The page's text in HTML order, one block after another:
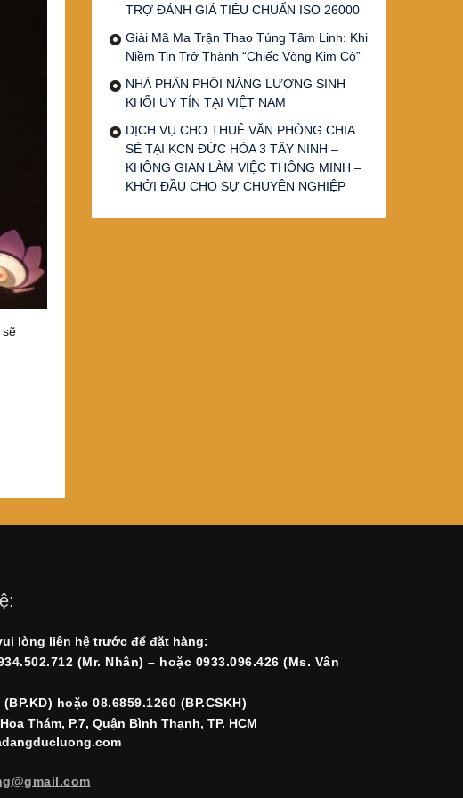
sẽ
TRỢ ĐÁNH GIÁ TIÊU CHUẨN ISO 26000
Giải Mã Ma Trận Thao Túng Tâm Linh: Khi
Niềm Tin Trở Thành “Chiếc Vòng Kim Cô”
NHÀ PHÂN PHỐI NĂNG LƯỢNG SINH
KHỐI UY TÍN TẠI VIỆT NAM
DỊCH VỤ CHO THUÊ VĂN PHÒNG CHIA
SẺ TẠI KCN ĐỨC HÒA 3 TÂY NINH –
KHÔNG GIAN LÀM VIỆC THÔNG MINH –
KHỞI ĐẦU CHO SỰ CHUYÊN NGHIỆP
lòng liên hệ trước để đặt hàng:
(Mr. Nhân) – hoặc 0933.096.426 (Ms. Vân
hoặc 08.6859.1260 (BP.CSKH)
Thám, P.7, Quận Bình Thạnh, TP. HCM